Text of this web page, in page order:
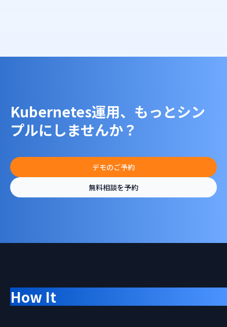
Kubernetes運用、もっとシン
プルにしませんか？
デモのご予約
無料相談を予約
How It